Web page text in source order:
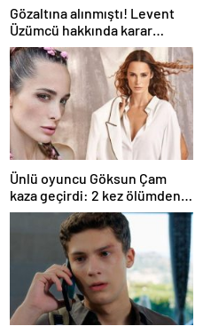
Gözaltına alınmıştı! Levent
Üzümcü hakkında karar
verildi
Ünlü oyuncu Göksun Çam
kaza geçirdi: 2 kez ölümden
döndüm